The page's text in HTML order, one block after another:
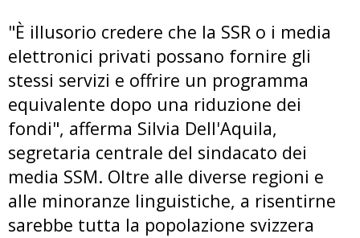
"È illusorio credere che la SSR o i media
elettronici privati possano fornire gli
stessi servizi e offrire un programma
equivalente dopo una riduzione dei
fondi", afferma Silvia Dell'Aquila,
segretaria centrale del sindacato dei
media SSM. Oltre alle diverse regioni e
alle minoranze linguistiche, a risentirne
sarebbe tutta la popolazione svizzera